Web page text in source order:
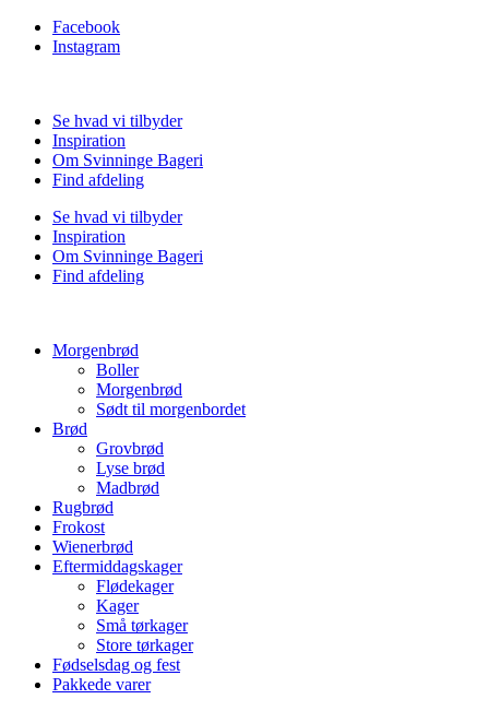
Facebook
Instagram
Se hvad vi tilbyder
Inspiration
Om Svinninge Bageri
Find afdeling
Se hvad vi tilbyder
Inspiration
Om Svinninge Bageri
Find afdeling
Morgenbrød
Boller
Morgenbrød
Sødt til morgenbordet
Brød
Grovbrød
Lyse brød
Madbrød
Rugbrød
Frokost
Wienerbrød
Eftermiddagskager
Flødekager
Kager
Små tørkager
Store tørkager
Fødselsdag og fest
Pakkede varer